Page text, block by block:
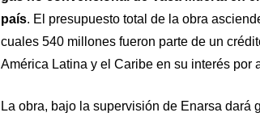
país. El presupuesto total de la obra
cuales 540 millones fueron parte de un
América Latina y el Caribe en su interés por
La obra, bajo la supervisión de Enarsa dará